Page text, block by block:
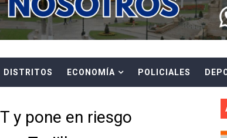
PARA PONERSE AL DÍA EN SU RECIBO Y
concurso nacional Orgullo Emprendedor con
OSIPTEL estuvieron relacionadas con el
a usuarios de La Libertad fueron sobre el
DISTRITOS ECONOMÍA POLICIALES
y pone en riesgo